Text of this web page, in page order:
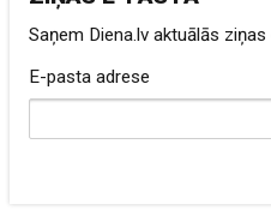
Saņem Diena.lv aktuālās
E-pasta adrese